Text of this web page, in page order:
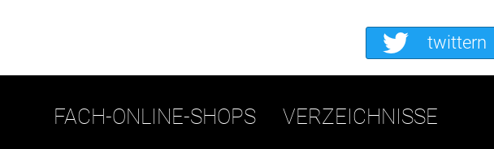
twittern
FACH-ONLINE-SHOPS VERZEICHNISSE